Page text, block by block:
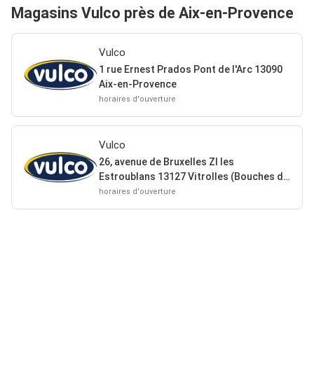
Magasins Vulco près de Aix-en-Provence
Vulco
1 rue Ernest Prados Pont de l'Arc 13090
Aix-en-Provence
horaires d'ouverture
Vulco
26, avenue de Bruxelles ZI les
Estroublans 13127 Vitrolles (Bouches du
Rhône)
horaires d'ouverture